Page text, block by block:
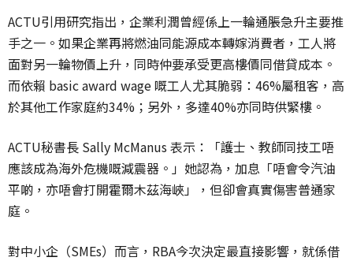
ACTU引用研究指出， 企業利潤曾經係上一輪通脹急升主要推
手之一。 如果企業再將燃油同能源成本轉嫁消費者， 工人將
面對另一輪物價上升，同時仲要承受更高樓價同借貸成本。
而依賴 basic award wage 嘅工人尤其脆弱：46%屬租客，高
於其他工作家庭約34%； 另外，多達40%亦同時供緊樓。
ACTU秘書長 Sally McManus 表示：「護士、教師同技工唔
應該成為海外危機嘅減震器。」 她認為，加息「唔會令汽油
平啲，亦唔會打開霍爾木茲海峽」， 但卻會真實傷害普通家
庭。
對中小企（SMEs）而言，RBA今次決定最直接影響， 就係借